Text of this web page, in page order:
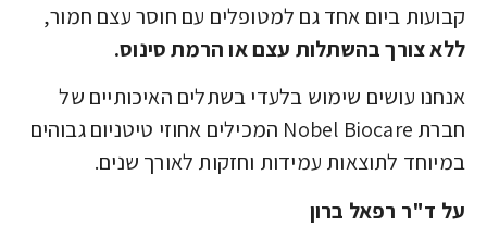
קבועות ביום אחד גם למטופלים עם חוסר עצם חמור,
ללא צורך בהשתלות עצם או הרמת סינוס.
אנחנו עושים שימוש בלעדי בשתלים האיכותיים של
חברת Nobel Biocare המכילים אחוזי טיטניום גבוהים
במיוחד לתוצאות עמידות וחזקות לאורך שנים.
על ד"ר רפאל ברון